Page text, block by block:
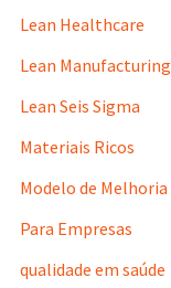
Lean Healthcare
Lean Manufacturing
Lean Seis Sigma
Materiais Ricos
Modelo de Melhoria
Para Empresas
qualidade em saúde